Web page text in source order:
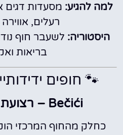
למה להגיע: מסעדות דגים
רעלים,
היסטוריה: לשעבר חוף
בריאות
🐾 חופים
Bečići – רצועת חוף לכלבים
כחלק מהחוף המרכזי